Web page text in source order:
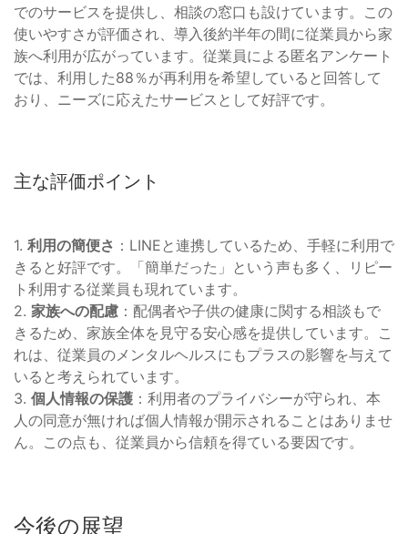
でのサービスを提供し、相談の窓口も設けています。この
使いやすさが評価され、導入後約半年の間に従業員から家
族へ利用が広がっています。従業員による匿名アンケート
では、利用した88％が再利用を希望していると回答して
おり、ニーズに応えたサービスとして好評です。
主な評価ポイント
1. 利用の簡便さ ：LINEと連携しているため、手軽に利用で
きると好評です。「簡単だった」という声も多く、リピー
ト利用する従業員も現れています。
2. 家族への配慮 ：配偶者や子供の健康に関する相談もで
きるため、家族全体を見守る安心感を提供しています。こ
れは、従業員のメンタルヘルスにもプラスの影響を与えて
いると考えられています。
3. 個人情報の保護 ：利用者のプライバシーが守られ、本
人の同意が無ければ個人情報が開示されることはありませ
ん。この点も、従業員から信頼を得ている要因です。
今後の展望